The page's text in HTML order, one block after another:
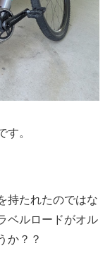
す。
持たれたのではな
ベルロードがオル
か？？